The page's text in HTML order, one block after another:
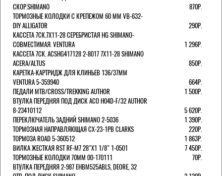
СКОР.SHIMANO
870Р.
ТОРМОЗНЫЕ КОЛОДКИ С КРЕПЕЖОМ 60 ММ VB-632-
DIY ALLIGATOR
290Р.
КАССЕТА 7СК.7Х11-28 СЕРЕБРИСТАЯ HG SHIMANO-
СОВМЕСТИМАЯ. VENTURA
1 296Р.
КАССЕТА 7СК. ACSHG417128 2-8017 7Х11-28 SHIMANO
ACERA/ALTUS
850Р.
КАРЕТКА-КАРТРИДЖ ДЛЯ КЛИНЬЕВ 136/37ММ
VENTURA 5-359940
664Р.
ПЕДАЛИ MTB/CROSS/TREKKING AUTHOR
1 500Р.
ВТУЛКА ПЕРЕДНЯЯ ПОД ДИСК ACO H04D-F/32 AUTHOR
8-23410112
5 620Р.
ПЕРЕКЛЮЧАТЕЛЬ ЗАДНИЙ SHIMANO 2-5036
1 390Р.
ТОРМОЗНАЯ НАПРАВЛЯЮЩАЯ CX-23-1PB CLARKS
220Р.
ТОРМОЗА ROAD 5-360512
1 863Р.
ВИЛКА ЖЕСТКАЯ RST RF-M7 28"Х1 1/8" 1-0501
7 450Р.
ТОРМОЗНЫЕ КОЛОДКИ 70ММ 00-170111
70Р.
ВТУЛКА ПЕРЕДНЯЯ 2-987 EHBM525ABLS, DEORE, 32